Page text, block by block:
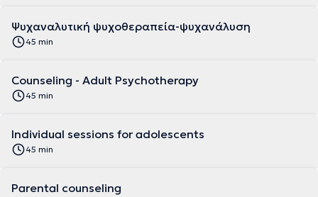
Ψυχαναλυτική ψυχοθεραπεία-ψυχανάλυση
45 min
Counseling - Adult Psychotherapy
45 min
Individual sessions for adolescents
45 min
Parental counseling